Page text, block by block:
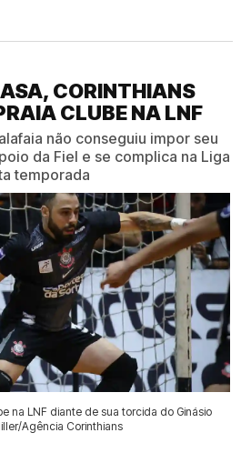
CORINTHIANS
CLUBE NA LNF
não conseguiu impor seu
da Fiel e se complica na Liga
temporada
na LNF diante de sua torcida do Ginásio
Agência Corinthians